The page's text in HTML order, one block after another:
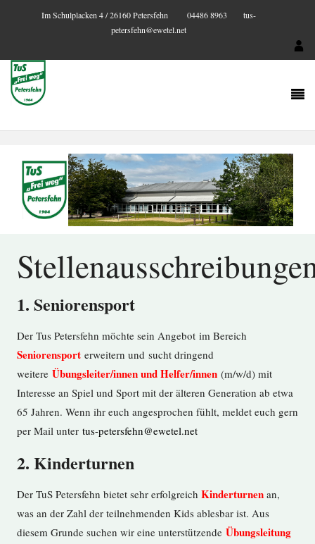
Im Schulplacken 4 / 26160 Petersfehn 04486 8963
tus-
petersfehn@ewetel.net
1. Seniorensport
Der Tus Petersfehn möchte sein Angebot im Bereich
Seniorensporterweitern und sucht dringend
weitere Übungsleiter/innen und Helfer/innen(m/w/d) mit
Interesse an Spiel und Sport mit der älteren Generation ab etwa
65 Jahren. Wenn ihr euch angesprochen fühlt, meldet euch gern
per Mail unter tus-petersfehn@ewetel.net
2. Kinderturnen
Der TuS Petersfehn bietet sehr erfolgreich Kinderturnenan,
was an der Zahl der teilnehmenden Kids ablesbar ist. Aus
diesem Grunde suchen wir eine unterstützende Übungsleitung